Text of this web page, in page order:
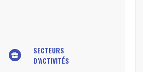
business_center
SECTEURS
D’ACTIVITÉS